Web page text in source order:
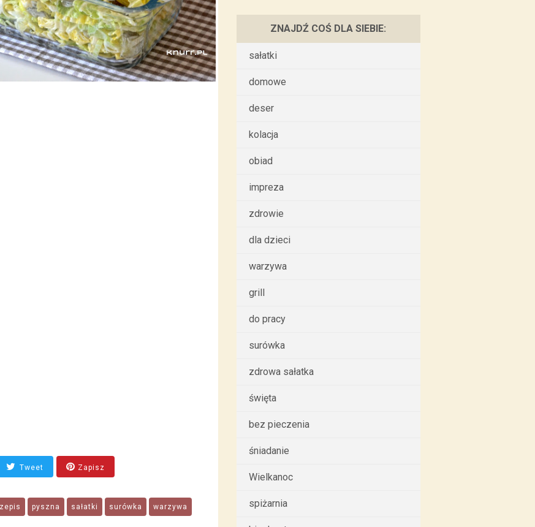
Tweet Zapisz
pyszna sałatki surówka warzywa
ZNAJDŹ COŚ DLA SIEBIE:
sałatki
domowe
deser
kolacja
obiad
impreza
zdrowie
dla dzieci
warzywa
grill
do pracy
surówka
zdrowa sałatka
święta
bez pieczenia
śniadanie
Wielkanoc
spiżarnia